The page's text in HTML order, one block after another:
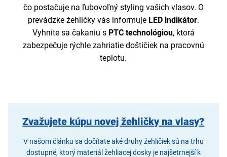
čo postačuje na ľubovoľný styling vašich vlasov. O
prevádzke žehličky vás informuje LED indikátor.
Vyhnite sa čakaniu s PTC technológiou, ktorá
zabezpečuje rýchle zahriatie doštičiek na pracovnú
teplotu.
Zvažujete kúpu novej žehličky na vlasy?
V našom článku sa dočítate aké druhy žehličiek sú na trhu
dostupné, ktorý materiál žehliacej dosky je najšetrnejší k